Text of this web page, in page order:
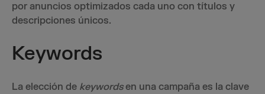
por anuncios optimizados cada uno con títulos y
descripciones únicos.
Keywords
La elección de keywordsen una campaña es la clave